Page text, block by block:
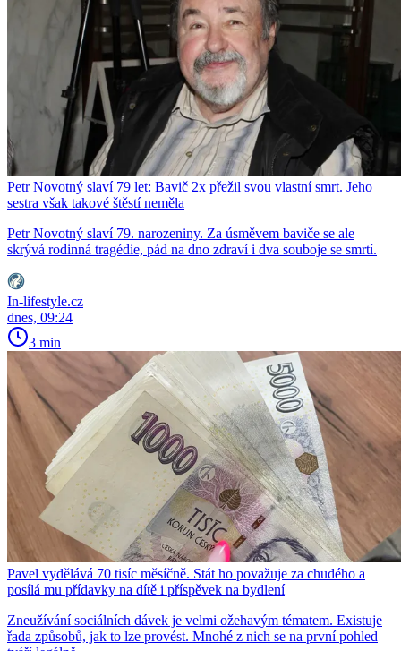
Petr Novotný slaví 79 let: Bavič 2x přežil svou vlastní smrt. Jeho
sestra však takové štěstí neměla
Petr Novotný slaví 79. narozeniny. Za úsměvem baviče se ale
skrývá rodinná tragédie, pád na dno zdraví i dva souboje se smrtí.
In-lifestyle.cz
dnes, 09:24
3 min
Pavel vydělává 70 tisíc měsíčně. Stát ho považuje za chudého a
posílá mu přídavky na dítě i příspěvek na bydlení
Zneužívání sociálních dávek je velmi ožehavým tématem. Existuje
řada způsobů, jak to lze provést. Mnohé z nich se na první pohled